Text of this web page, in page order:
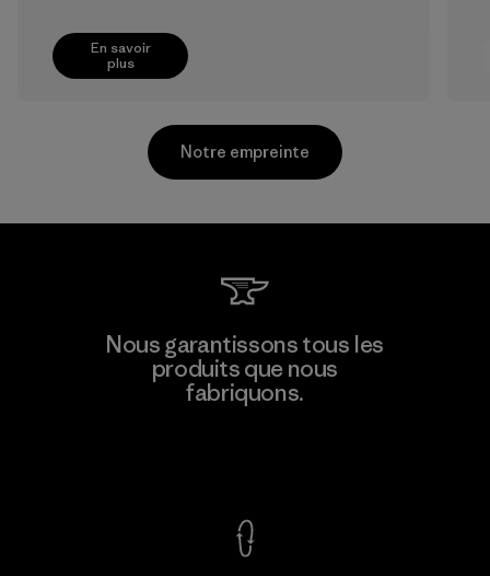
En savoir
plus
Supertex El Salvador
Notre empreinte
Nous garantissons tous les
produits que nous
fabriquons.